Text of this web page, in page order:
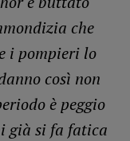
che
i pompieri lo
così non
è peggio
già si fa fatica